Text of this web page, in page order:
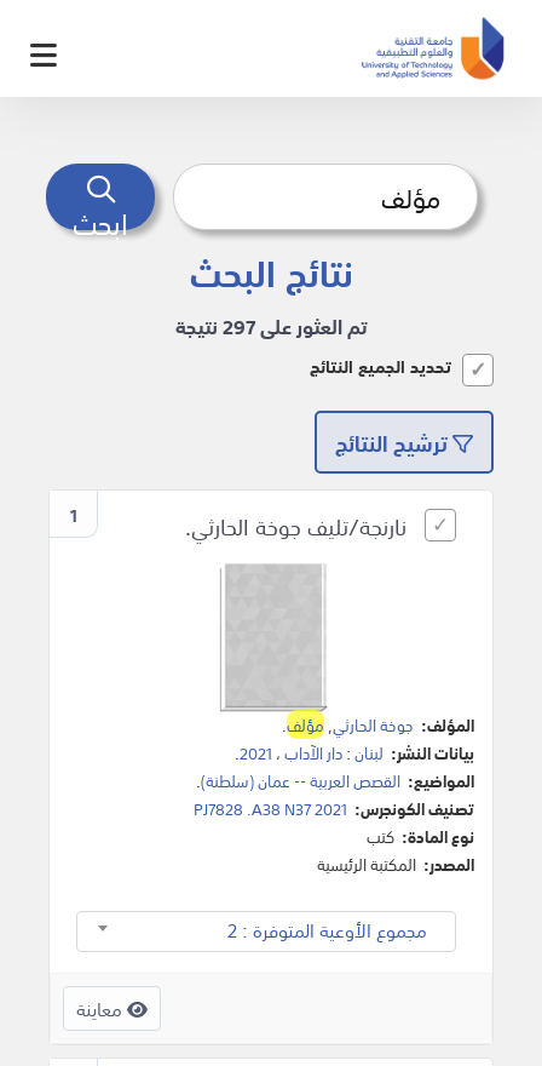
ابحث
نتائج البحث
تم العثور على 297 نتيجة
تحديد الجميع النتائج
ترشيح النتائج
1 نارنجة/تليف جوخة الحارثي.
المؤلف: جوخة الحارثي,مؤلف.
بيانات النشر: لبنان:دار الآداب، 2021
.
المواضيع: القصص العربية -- عمان (سلطنة).
تصنيف الكونجرس: PJ7828 .A38 N37 2021
نوع المادة: كتب
المصدر: المكتبة الرئيسية
مجموع الأوعية المتوفرة : 2
معاينة